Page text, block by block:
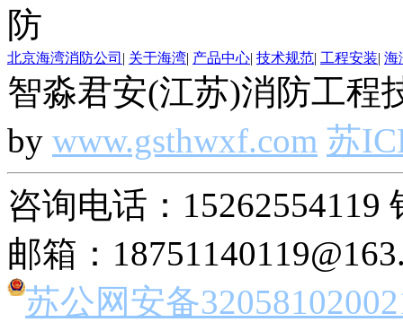
北京海湾消防公司 | 关于海湾| 产品中心| 技术规范| 工程安装| 海
智淼君安(江苏)消防工程
by www.gsthwxf.com 苏
咨询电话：15262554119
邮箱：
苏公网安备